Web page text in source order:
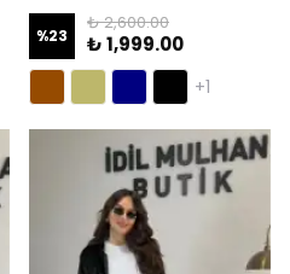
%23
₺ 2,600.00
₺ 1,999.00
+1